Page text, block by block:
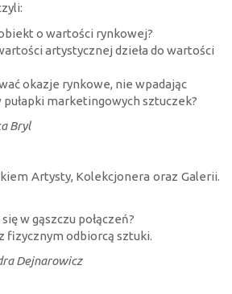
o wartości rynkowej?
artystycznej dzieła do wartości
okazje rynkowe, nie wpadając
marketingowych sztuczek?
Bryl
Artysty, Kolekcjonera oraz Galerii.
w gąszczu połączeń?
fizycznym odbiorcą sztuki.
Dejnarowicz